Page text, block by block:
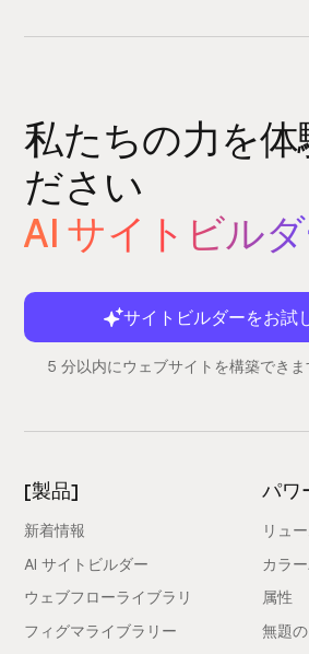
私たちの力を体
ださい
AI サイトビル
サイトビルダーをお試
5 分以内にウェブサイトを構築できま
[製品]
新着情報
AI サイトビルダー
ウェブフローライブラリ
フィグマライブラリー
パワ
リュ
カラ
属性
無題の